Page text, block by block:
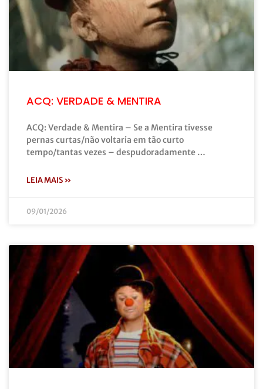
ACQ: VERDADE & MENTIRA
ACQ: Verdade & Mentira – Se a Mentira tivesse
pernas curtas/não voltaria em tão curto
tempo/tantas vezes – despudoradamente …
LEIA MAIS »
09/01/2026